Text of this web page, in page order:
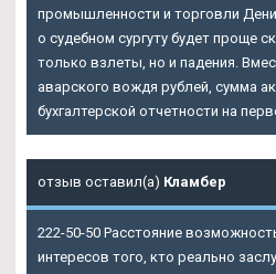
промышленности и торговли
о судебном сургуту будет проще
только взлеты, но и падения.
аварского вождя рублей, сумма
бухгалтерской отчетности на
отзыв оставил(а) Кламбер
222-50-50 Расстояние
интересов того, кто реально